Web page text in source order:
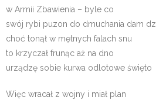
w Armii Zbawienia – byle co
swój rybi puzon do dmuchania dam
choć tonął w mętnych falach snu
to krzyczał frunąc aż na dno
urządzę sobie kurwa odlotowe święto
Więc wracał z wojny i miał plan